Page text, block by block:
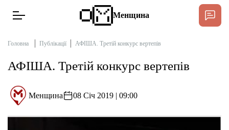
Менщина
Головна Публікації АФІША. Третій конкурс вертепів
АФІША. Третій конкурс вертепів
Менщина 08 Січ 2019 | 09:00